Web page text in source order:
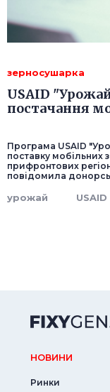
зерносушарка
USAID
постачання
Програма USAID
поставку
прифронтових
повідомила
урожай USAID
НОВИНИ
Ринки